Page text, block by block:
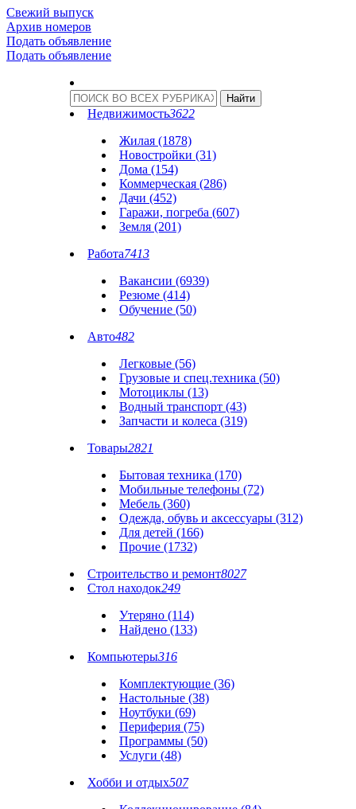
Свежий выпуск
Архив номеров
Подать объявление
Подать объявление
Недвижимость3622
Жилая (1878)
Новостройки (31)
Дома (154)
Коммерческая (286)
Дачи (452)
Гаражи, погреба (607)
Земля (201)
Работа7413
Вакансии (6939)
Резюме (414)
Обучение (50)
Авто482
Легковые (56)
Грузовые и спец.техника (50)
Мотоциклы (13)
Водный транспорт (43)
Запчасти и колеса (319)
Товары2821
Бытовая техника (170)
Мобильные телефоны (72)
Мебель (360)
Одежда, обувь и аксессуары (312)
Для детей (166)
Прочие (1732)
Строительство и ремонт8027
Стол находок249
Утеряно (114)
Найдено (133)
Компьютеры316
Комплектующие (36)
Настольные (38)
Ноутбуки (69)
Периферия (75)
Программы (50)
Услуги (48)
Хобби и отдых507